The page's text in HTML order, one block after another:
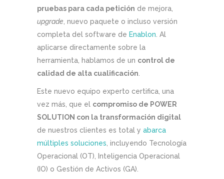
pruebas para cada petición de mejora,
upgrade , nuevo paquete o incluso versión
completa del software de Enablon . Al
aplicarse directamente sobre la
herramienta, hablamos de un control de
calidad de alta cualificación
Este nuevo equipo experto certifica, una
vez más, que el compromiso de POWER
SOLUTION con la transformación digital
de nuestros clientes es total y abarca
múltiples soluciones , incluyendo Tecnología
Operacional (OT), Inteligencia Operacional
(IO) o Gestión de Activos (GA).